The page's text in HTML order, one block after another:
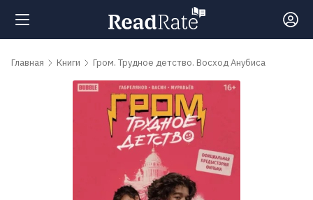
Поиск
Главная Книги Гром. Трудное детство. Восход Анубиса